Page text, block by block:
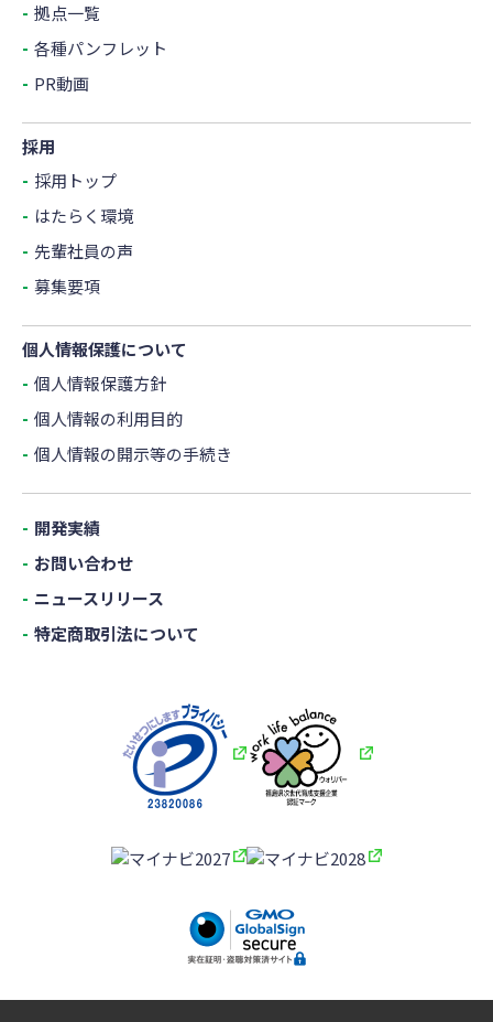
拠点一覧
各種パンフレット
PR動画
採用
採用トップ
はたらく環境
先輩社員の声
募集要項
個人情報保護について
個人情報保護方針
個人情報の利用目的
個人情報の開示等の手続き
開発実績
お問い合わせ
ニュースリリース
特定商取引法について